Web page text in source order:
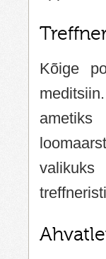
Kõige
valikuks